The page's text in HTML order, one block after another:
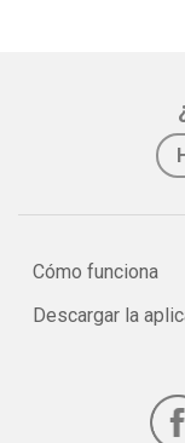
Cómo funciona
Descargar la